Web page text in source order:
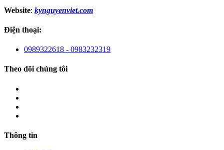
Website: kynguyenviet.com
Điện thoại:
0989322618 - 0983232319
Theo dõi chúng tôi
Thông tin